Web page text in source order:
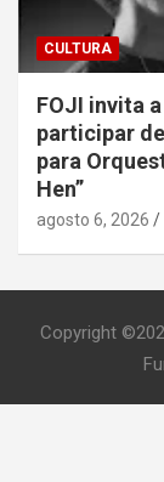
CULTURA
FOJI invita
participar
para
Hen”
agosto 6, 2026
Copyright